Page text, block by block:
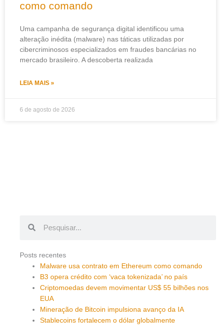
como comando
Uma campanha de segurança digital identificou uma
alteração inédita (malware) nas táticas utilizadas por
cibercriminosos especializados em fraudes bancárias no
mercado brasileiro. A descoberta realizada
LEIA MAIS »
6 de agosto de 2026
Posts recentes
Malware usa contrato em Ethereum como comando
B3 opera crédito com ‘vaca tokenizada’ no país
Criptomoedas devem movimentar US$ 55 bilhões nos
EUA
Mineração de Bitcoin impulsiona avanço da IA
Stablecoins fortalecem o dólar globalmente